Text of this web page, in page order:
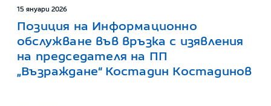
15 януари 2026
Позиция на Информационно
обслужване във връзка с изявления
на председателя на ПП
„Възраждане“ Костадин Костадинов